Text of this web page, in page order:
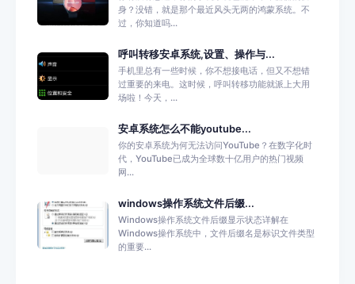
身？没错，就是那个最近风头无两的鸿蒙系统。不
过，你知道吗...
呼叫转移安卓系统,设置、操作与...
手机里总有一些时候，你不想接电话，但又不想错
过重要的来电。这时候，呼叫转移功能就派上大用
场啦！今天，...
安卓系统怎么不能youtube...
你的安卓系统为何无法访问YouTube？在数字化时
代，YouTube已成为全球数十亿用户的热门视频
网...
windows操作系统文件后缀...
Windows操作系统文件后缀显示状态详解在
Windows操作系统中，文件后缀名是标识文件类型
的重要...